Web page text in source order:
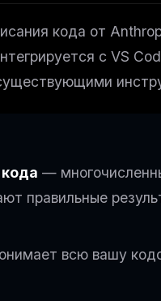
кода от
с VS
—
правильные
всю вашу
noise.